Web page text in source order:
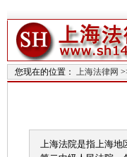
您现在的位置： 上海法律网
上海法院是指上海地